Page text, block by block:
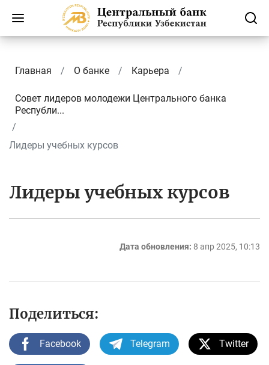
Главная О банке Карьера
Совет лидеров молодежи Центрального банка
Республи...
Лидеры учебных курсов
Лидеры учебных курсов
Дата обновления: 8 апр 2025, 10:13
Поделиться:
Facebook Telegram Twitter